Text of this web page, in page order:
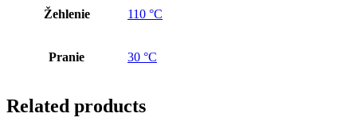
Žehlenie 110 °C
Pranie 30 °C
Related products